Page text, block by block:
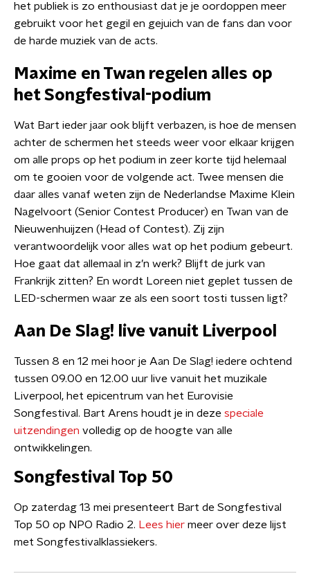
het publiek is zo enthousiast dat je je oordoppen meer
gebruikt voor het gegil en gejuich van de fans dan voor
de harde muziek van de acts.
Maxime en Twan regelen alles op
het Songfestival-podium
Wat Bart ieder jaar ook blijft verbazen, is hoe de mensen
achter de schermen het steeds weer voor elkaar krijgen
om alle props op het podium in zeer korte tijd helemaal
om te gooien voor de volgende act. Twee mensen die
daar alles vanaf weten zijn de Nederlandse Maxime Klein
Nagelvoort (Senior Contest Producer) en Twan van de
Nieuwenhuijzen (Head of Contest). Zij zijn
verantwoordelijk voor alles wat op het podium gebeurt.
Hoe gaat dat allemaal in z’n werk? Blijft de jurk van
Frankrijk zitten? En wordt Loreen niet geplet tussen de
LED-schermen waar ze als een soort tosti tussen ligt?
Aan De Slag! live vanuit Liverpool
Tussen 8 en 12 mei hoor je Aan De Slag! iedere ochtend
tussen 09.00 en 12.00 uur live vanuit het muzikale
Liverpool, het epicentrum van het Eurovisie
Songfestival. Bart Arens houdt je in deze speciale
uitzendingen volledig op de hoogte van alle
ontwikkelingen.
Songfestival Top 50
Op zaterdag 13 mei presenteert Bart de Songfestival
Top 50 op NPO Radio 2. Lees hier meer over deze lijst
met Songfestivalklassiekers.